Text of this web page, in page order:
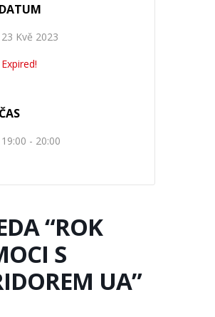
DATUM
23 Kvě 2023
Expired!
ČAS
19:00 - 20:00
“ROK
S
UA”